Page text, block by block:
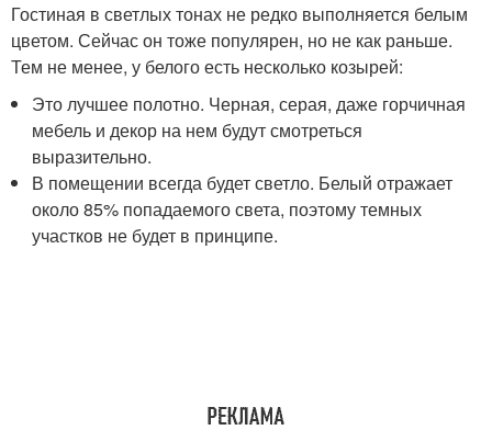
Гостиная в светлых тонах не редко выполняется белым
цветом. Сейчас он тоже популярен, но не как раньше.
Тем не менее, у белого есть несколько козырей:
Это лучшее полотно. Черная, серая, даже горчичная
мебель и декор на нем будут смотреться
выразительно.
В помещении всегда будет светло. Белый отражает
около 85% попадаемого света, поэтому темных
участков не будет в принципе.